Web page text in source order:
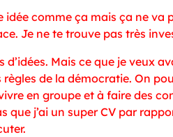
idée comme ça mais ça ne va
Je ne te trouve pas très
d’idées. Mais ce que je veux
de la démocratie. On
en groupe et à faire des
que j’ai un super CV par